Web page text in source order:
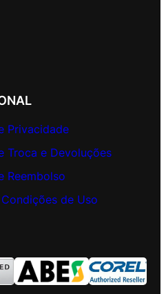
Privacidade
Troca e Devoluções
Reembolso
de Uso